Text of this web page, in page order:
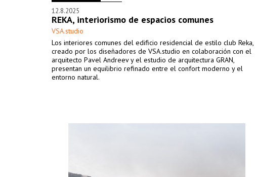
12.8.2025
REKA, interiorismo de espacios comunes
VSA.studio
Los interiores comunes del edificio residencial de estilo club Reka,
creado por los diseñadores de VSA.studio en colaboración con el
arquitecto Pavel Andreev y el estudio de arquitectura GRAN,
presentan un equilibrio refinado entre el confort moderno y el
entorno natural.